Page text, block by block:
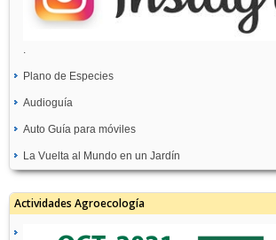
Plano de Especies
Audioguía
Auto Guía para móviles
La Vuelta al Mundo en un Jardín
Actividades Agroecología